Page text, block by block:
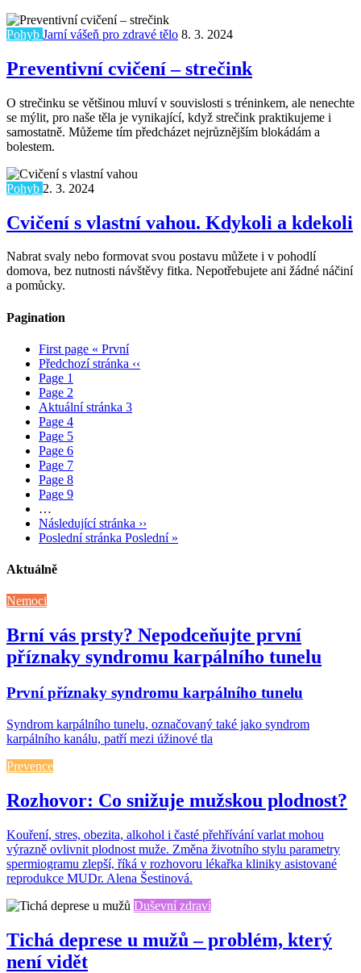
Pohyb Jarní vášeň pro zdravé tělo 8. 3. 2024
Preventivní cvičení – strečink
O strečinku se většinou mluví v souvislosti s tréninkem, ale nenechte
se mýlit, pro naše těla je vynikající, když strečink praktikujeme i
samostatně. Můžeme tím předcházet nejrůznějším blokádám a
bolestem.
Pohyb 2. 3. 2024
Cvičení s vlastní vahou. Kdykoli a kdekoli
Nabrat svaly nebo formovat svou postavu můžete i v pohodlí
domova, bez nutnosti návštěvy fitka. Nepotřebujete ani žádné náčiní
a pomůcky.
Pagination
First page « První
Předchozí stránka ‹‹
Page 1
Page 2
Aktuální stránka 3
Page 4
Page 5
Page 6
Page 7
Page 8
Page 9
…
Následující stránka ››
Poslední stránka Poslední »
Aktuálně
Nemoci
Brní vás prsty? Nepodceňujte první
příznaky syndromu karpálního tunelu
První příznaky syndromu karpálního tunelu
Syndrom karpálního tunelu, označovaný také jako syndrom
karpálního kanálu, patří mezi úžinové tla
Prevence
Rozhovor: Co snižuje mužskou plodnost?
Kouření, stres, obezita, alkohol i časté přehřívání varlat mohou
výrazně ovlivnit plodnost muže. Změna životního stylu parametry
spermiogramu zlepší, říká v rozhovoru lékařka kliniky asistované
reprodukce MUDr. Alena Šestinová.
Duševní zdraví
Tichá deprese u mužů – problém, který
není vidět